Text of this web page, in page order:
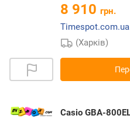
8 910 грн.
Timespot.com.ua
(Харків)
Casio GBA-